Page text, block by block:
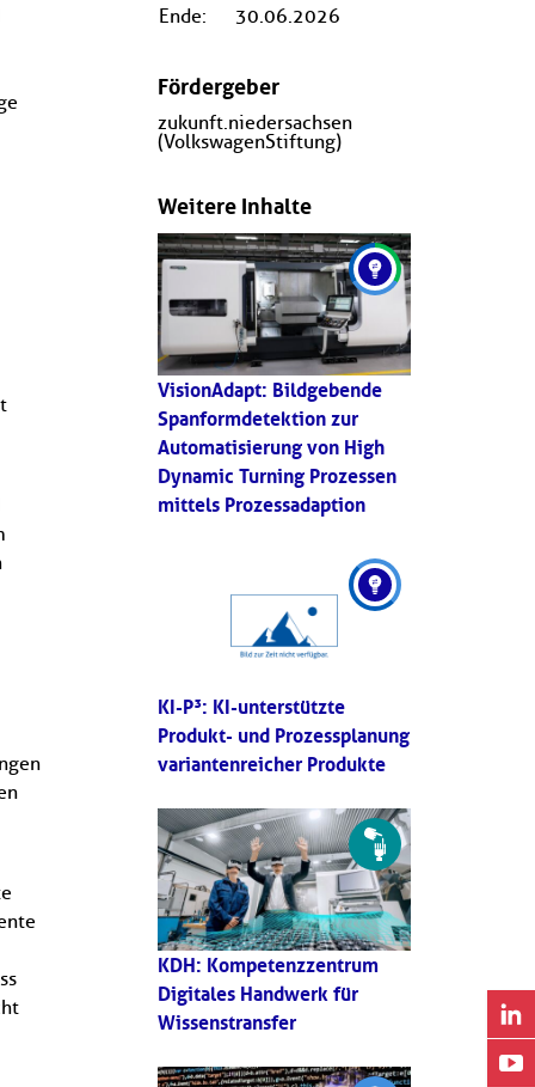
Ende:
30.06.2026
Fördergeber
zukunft.niedersachsen
(VolkswagenStiftung)
Weitere Inhalte
VisionAdapt: Bildgebende
Spanformdetektion zur
Automatisierung von High
Dynamic Turning Prozessen
mittels Prozessadaption
KI-P³: KI-unterstützte
Produkt- und Prozessplanung
variantenreicher Produkte
KDH: Kompetenzzentrum
Digitales Handwerk für
Wissenstransfer